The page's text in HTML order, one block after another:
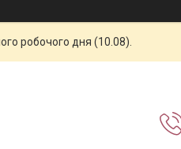
робочого дня (10.08).